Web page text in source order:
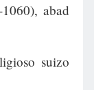
abad
suizo